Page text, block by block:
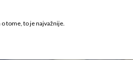
o tome, to je najvažnije.